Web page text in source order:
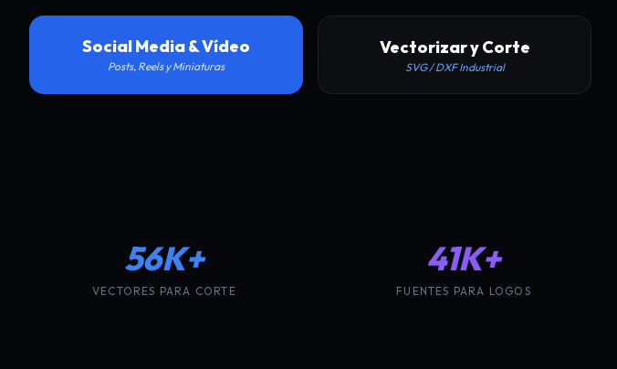
Social Media & Vídeo
Posts, Reels y Miniaturas
Vectorizar y Corte
SVG / DXF Industrial
56K+
VECTORES PARA CORTE
41K+
FUENTES PARA LOGOS